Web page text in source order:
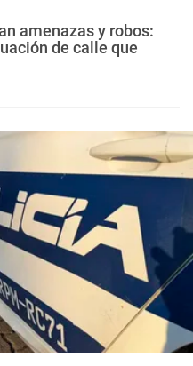
amenazas y robos:
de calle que